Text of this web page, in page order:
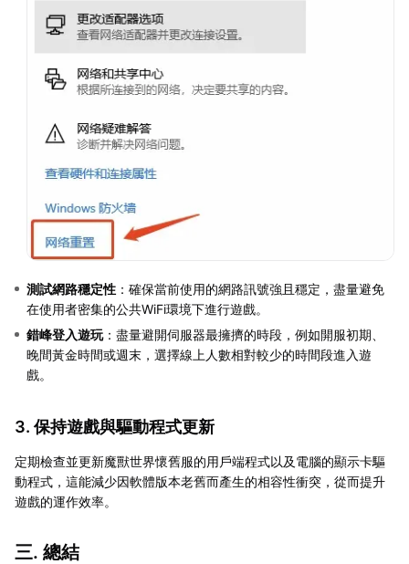
測試網路穩定性 ：確保當前使用的網路訊號強且穩定，盡量避免
在使用者密集的公共WiFi環境下進行遊戲。
錯峰登入遊玩：盡量避開伺服器最擁擠的時段，例如開服初期、
晚間黃金時間或週末，選擇線上人數相對較少的時間段進入遊
戲。
3. 保持遊戲與驅動程式更新
定期檢查並更新魔獸世界懷舊服的用戶端程式以及電腦的顯示卡驅
動程式，這能減少因軟體版本老舊而產生的相容性衝突，從而提升
遊戲的運作效率。
三. 總結